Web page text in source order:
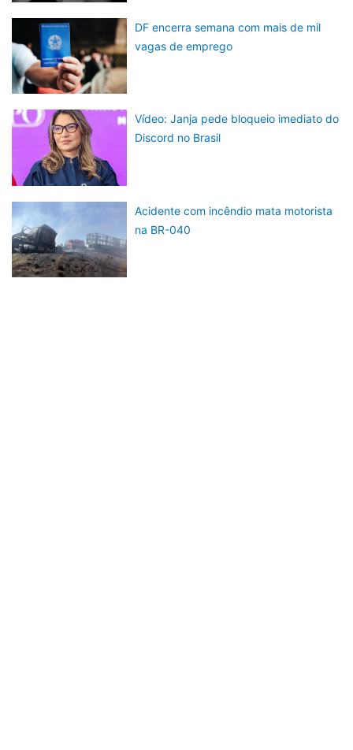
DF encerra semana com mais de mil
vagas de emprego
Vídeo: Janja pede bloqueio imediato do
Discord no Brasil
Acidente com incêndio mata motorista
na BR-040